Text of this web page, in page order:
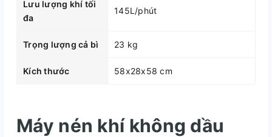
Lưu lượng khí tối
đa
145L/phút
Trọng lượng cả bì 23 kg
Kích thước 58x28x58 cm
Máy nén khí không dầu